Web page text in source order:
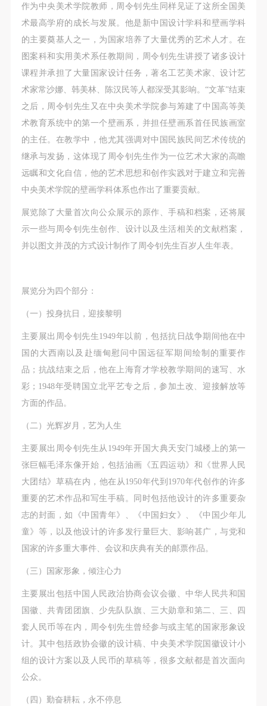
作为中央美术学院教师，周令钊先生同样见证了这所全国美
术最高学府的成长与发展。他是新中国设计学科和壁画学科
的主要奠基人之一，为国家培养了大量优秀的艺术人才。在
图案科和实用美术系任教期间，周令钊先生讲授了诸多设计
课程并承担了大量国家设计任务，著名工艺美术家、设计艺
术家常沙娜、韩美林、陈汉民等人都深受其影响。“文革”结束
之后，周令钊先生又在中央美术学院参与筹建了中国高等美
术教育系统中的第一个壁画系，并担任壁画系首任民族画室
的主任。在教学中，他尤其强调对中国民族民间艺术传统的
继承与发扬，这体现了周令钊先生作为一位艺术大家的高瞻
远瞩和文化自信，他的艺术思想和创作实践对于建立和完善
中央美术学院的壁画学科体系也作出了重要贡献。
展览除了大量首次向公众展示的原作、手稿和档案，还将展
示一些与周令钊先生创作、设计以及生活相关的文献档案，
并以图文并茂的方式设计制作了周令钊先生百岁人生年表。
展览分为四个部分：
（一）投身抗日，迎接黎明
主要展出周令钊先生1949年以前，包括抗日战争期间他在中
国的大西南以及赴缅甸慰问中国远征军期间绘制的重要作
品；抗战结束之后，他在上海育才学校教学期间的速写、水
彩；1948年受聘国立北平艺专之后，参加土改、迎接解放等
方面的作品。
（二）光辉岁月，艺为人生
主要展出周令钊先生从1949年开国大典天安门城楼上的第一
张巨幅毛泽东像开始，包括油画《五四运动》和《世界人民
大团结》草稿在内，他在从1950年代到1970年代创作的许多
重要的艺术作品和写生手稿。同时包括他设计的许多重要杂
志的封面，如《中国青年》、《中国妇女》、《中国少年儿
童》等，以及他设计的许多发行量巨大、影响甚广，与党和
国家的许多重大事件、会议和庆典有关的邮票作品。
（三）国家形象，倾注心力
主要展出包括中国人民政治协商会议会徽、中华人民共和国
国徽、共青团团旗、少先队队旗、三大勋章和第二、三、四
套人民币等在内，周令钊先生曾经参与或主笔的国家形象设
计。其中包括政协会徽的设计稿、中央美术学院国徽设计小
组的设计方案以及人民币的草稿等，很多文献都是首次面向
公众。
（四）勤奋耕耘，永不停息
术的空间氛围，竭诚与各单位、企业、机构、艺术家
和观众进行良好互动。以学院的学术研究为基础，积
极策划国际、国内多视角、多领域的展览、论坛及公
共教育活动，为美院师生、中外艺术家以及社会公众
提供一个交流、学习、展示的平台。作为一家公益性
单位，其开展的公共教育活动以学术性和公益性为
主。
（3）、乙方为甲方拍摄中央美术学院公共教育部所
有公教活动。
二、拍摄内容、使用形式、使用地域范围
（1）、拍摄内容 乙方拍摄的带有甲方肖像的作品内
容包括：①中央美术学院美术馆②中央美术学院校园
内○3由中央美术学院公共教育部策划或执行的一切活
动。
（2）、使用形式 用于中央美术学院图书出版、销售
适用地域范围包括国内和国外。
使用肖像的媒介限于不损害甲方肖像权的任何媒介
三、肖像权使用期限
永久使用。
四、许可使用费用
带有甲方肖像作品的拍摄费用由乙方承担。
乙方于拍摄完带有甲方肖像的作品无需支付甲方任何
费用。
附则
（1）、本协议未尽事宜，经双方友好协商后可作为
本协议的补充协议，并不得违反相关法律法规规定。
（2）、本协议自甲乙双方签字（盖章）、勾选之日
起生效。
（3）、本协议包括纸质档和电子档，纸质档—式二
份，甲乙双方各执一份，均具有同等法律效力。
同意者意味着放弃参加此次活动的权利。凡参加这次
活动前，必须事先与自己的家属沟通，取得家属同
意，同时知晓并同意本免责声明。参加者签名/勾选
后，视作其家属也已知晓并同意。
我已认真阅读上述条款，并且同意。
术的空间氛围，竭诚与各单位、企业、机构、艺术家
和观众进行良好互动。以学院的学术研究为基础，积
极策划国际、国内多视角、多领域的展览、论坛及公
共教育活动，为美院师生、中外艺术家以及社会公众
提供一个交流、学习、展示的平台。作为一家公益性
单位，其开展的公共教育活动以学术性和公益性为
主。
（3）、乙方为甲方拍摄中央美术学院公共教育部所
有公教活动。
二、拍摄内容、使用形式、使用地域范围
（1）、拍摄内容 乙方拍摄的带有甲方肖像的作品内
容包括：①中央美术学院美术馆②中央美术学院校园
内○3由中央美术学院公共教育部策划或执行的一切活
动。
（2）、使用形式 用于中央美术学院图书出版、销售
适用地域范围包括国内和国外。
使用肖像的媒介限于不损害甲方肖像权的任何媒介
三、肖像权使用期限
永久使用。
四、许可使用费用
带有甲方肖像作品的拍摄费用由乙方承担。
乙方于拍摄完带有甲方肖像的作品无需支付甲方任何
费用。
附则
（1）、本协议未尽事宜，经双方友好协商后可作为
本协议的补充协议，并不得违反相关法律法规规定。
（2）、本协议自甲乙双方签字（盖章）、勾选之日
起生效。
（3）、本协议包括纸质档和电子档，纸质档—式二
份，甲乙双方各执一份，均具有同等法律效力。
同意者意味着放弃参加此次活动的权利。凡参加这次
活动前，必须事先与自己的家属沟通，取得家属同
意，同时知晓并同意本免责声明。参加者签名/勾选
后，视作其家属也已知晓并同意。
我已认真阅读上述条款，并且同意。
术的空间氛围，竭诚与各单位、企业、机构、艺术家
和观众进行良好互动。以学院的学术研究为基础，积
极策划国际、国内多视角、多领域的展览、论坛及公
共教育活动，为美院师生、中外艺术家以及社会公众
提供一个交流、学习、展示的平台。作为一家公益性
单位，其开展的公共教育活动以学术性和公益性为
主。
（3）、乙方为甲方拍摄中央美术学院公共教育部所
有公教活动。
二、拍摄内容、使用形式、使用地域范围
（1）、拍摄内容 乙方拍摄的带有甲方肖像的作品内
容包括：①中央美术学院美术馆②中央美术学院校园
内○3由中央美术学院公共教育部策划或执行的一切活
动。
（2）、使用形式 用于中央美术学院图书出版、销售
适用地域范围包括国内和国外。
使用肖像的媒介限于不损害甲方肖像权的任何媒介
三、肖像权使用期限
永久使用。
四、许可使用费用
带有甲方肖像作品的拍摄费用由乙方承担。
乙方于拍摄完带有甲方肖像的作品无需支付甲方任何
费用。
附则
（1）、本协议未尽事宜，经双方友好协商后可作为
本协议的补充协议，并不得违反相关法律法规规定。
（2）、本协议自甲乙双方签字（盖章）、勾选之日
起生效。
（3）、本协议包括纸质档和电子档，纸质档—式二
份，甲乙双方各执一份，均具有同等法律效力。
同意者意味着放弃参加此次活动的权利。凡参加这次
活动前，必须事先与自己的家属沟通，取得家属同
意，同时知晓并同意本免责声明。参加者签名/勾选
后，视作其家属也已知晓并同意。
我已认真阅读上述条款，并且同意。